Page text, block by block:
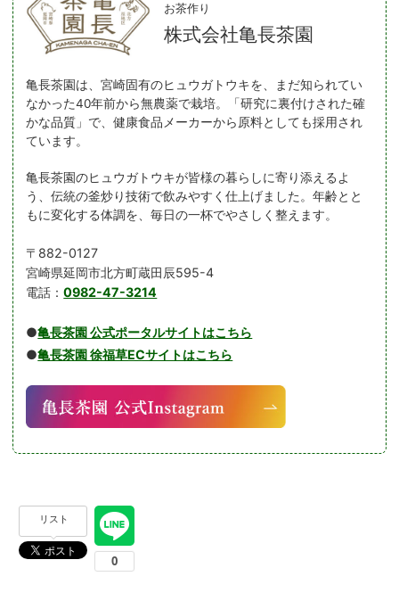
お茶作り
株式会社亀長茶園
亀長茶園は、宮崎固有のヒュウガトウキを、まだ知られてい
なかった40年前から無農薬で栽培。「研究に裏付けされた確
かな品質」で、健康食品メーカーから原料としても採用され
ています。
亀長茶園のヒュウガトウキが皆様の暮らしに寄り添えるよ
う、伝統の釜炒り技術で飲みやすく仕上げました。年齢とと
もに変化する体調を、毎日の一杯でやさしく整えます。
〒882-0127
宮崎県延岡市北方町蔵田辰595-4
電話：0982-47-3214
●亀長茶園 公式ポータルサイトはこちら
●亀長茶園 徐福草ECサイトはこちら
リスト